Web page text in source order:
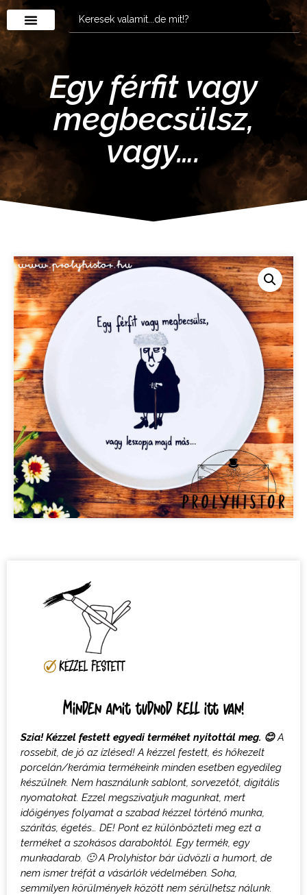
Egy férfit vagy
megbecsülsz,
vagy….
Minden amit tudnod kell itt van!
Szia! Kézzel festett egyedi terméket nyitottál meg. 😊A
rossebit, de jó az ízlésed! A kézzel festett, és hőkezelt
porcelán/kerámia termékeink minden esetben egyedileg
készülnek. Nem használunk sablont, sorvezetőt, digitális
nyomatokat. Ezzel megszivatjuk magunkat, mert
időigényes folyamat a szabad kézzel történő munka,
szárítás, égetés… DE! Pont ez különbözteti meg ezt a
terméket a szokásos daraboktól. Egy termék, egy
munkadarab. 🙂 A Prolyhistor bár üdvözli a humort, de
nem ismer tréfát a vásárlók védelmében. Soha,
semmilyen körülmények között nem sérülhetsz nálunk.